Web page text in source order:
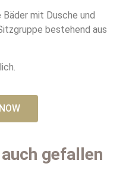
mit Dusche und
bestehend aus
gefallen